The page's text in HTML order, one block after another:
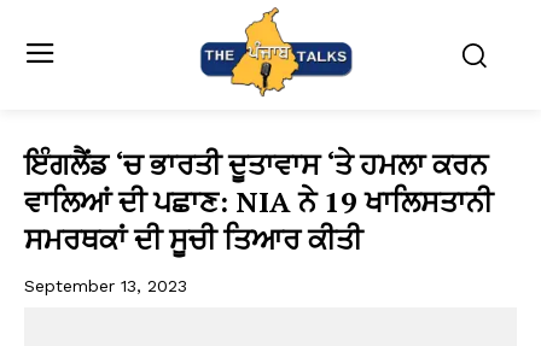
ਇੰਗਲੈਂਡ ‘ਚ ਭਾਰਤੀ ਦੂਤਾਵਾਸ ‘ਤੇ ਹਮਲਾ ਕਰਨ
ਵਾਲਿਆਂ ਦੀ ਪਛਾਣ: NIA ਨੇ 19 ਖਾਲਿਸਤਾਨੀ
ਸਮਰਥਕਾਂ ਦੀ ਸੂਚੀ ਤਿਆਰ ਕੀਤੀ
September 13, 2023